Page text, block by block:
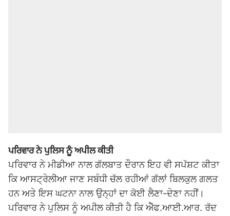
ਪਰਿਵਾਰ ਨੇ ਪੁਲਿਸ ਨੂੰ ਅਪੀਲ ਕੀਤੀ
ਪਰਿਵਾਰ ਨੇ ਮੀਡੀਆ ਨਾਲ ਗੱਲਬਾਤ ਦੌਰਾਨ ਇਹ ਵੀ ਸਪੱਸ਼ਟ ਕੀਤਾ
ਕਿ ਆਸਟ੍ਰੇਲੀਆ ਜਾਣ ਸਬੰਧੀ ਚੱਲ ਰਹੀਆਂ ਗੱਲਾਂ ਬਿਲਕੁਲ ਗਲਤ
ਹਨ ਅਤੇ ਇਸ ਘਟਨਾ ਨਾਲ ਉਨ੍ਹਾਂ ਦਾ ਕੋਈ ਲੈਣਾ-ਦੇਣਾ ਨਹੀਂ।
ਪਰਿਵਾਰ ਨੇ ਪੁਲਿਸ ਨੂੰ ਅਪੀਲ ਕੀਤੀ ਹੈ ਕਿ ਐੱਫ.ਆਈ.ਆਰ. ਰੱਦ